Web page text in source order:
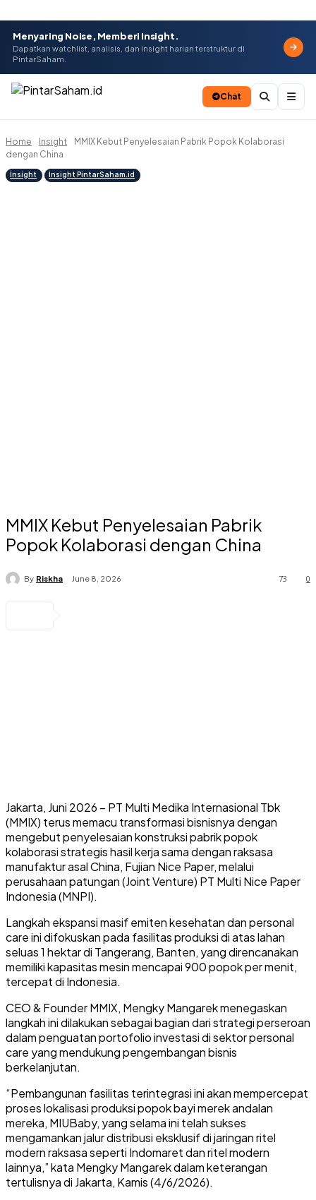
Menyaring Noise, Memberi Insight.
Dapatkan watchlist, analisis, dan insight harian terstruktur di
PintarSaham.
Chat
Batal
Home Insight
MMIX Kebut Penyelesaian Pabrik Popok Kolaborasi
dengan China
Insight Insight PintarSaham.id
MMIX Kebut Penyelesaian Pabrik
Popok Kolaborasi dengan China
By Riskha June 8, 2026 0
73
Jakarta, Juni 2026 – PT Multi Medika Internasional Tbk
(MMIX) terus memacu transformasi bisnisnya dengan
mengebut penyelesaian konstruksi pabrik popok
kolaborasi strategis hasil kerja sama dengan raksasa
manufaktur asal China, Fujian Nice Paper, melalui
perusahaan patungan (Joint Venture) PT Multi Nice Paper
Indonesia (MNPI).
Langkah ekspansi masif emiten kesehatan dan personal
care ini difokuskan pada fasilitas produksi di atas lahan
seluas 1 hektar di Tangerang, Banten, yang direncanakan
memiliki kapasitas mesin mencapai 900 popok per menit,
tercepat di Indonesia.
CEO & Founder MMIX, Mengky Mangarek menegaskan
langkah ini dilakukan sebagai bagian dari strategi perseroan
dalam penguatan portofolio investasi di sektor personal
care yang mendukung pengembangan bisnis
berkelanjutan.
“Pembangunan fasilitas terintegrasi ini akan mempercepat
proses lokalisasi produksi popok bayi merek andalan
mereka, MIUBaby, yang selama ini telah sukses
mengamankan jalur distribusi eksklusif di jaringan ritel
modern raksasa seperti Indomaret dan ritel modern
lainnya,” kata Mengky Mangarek dalam keterangan
tertulisnya di Jakarta, Kamis (4/6/2026).